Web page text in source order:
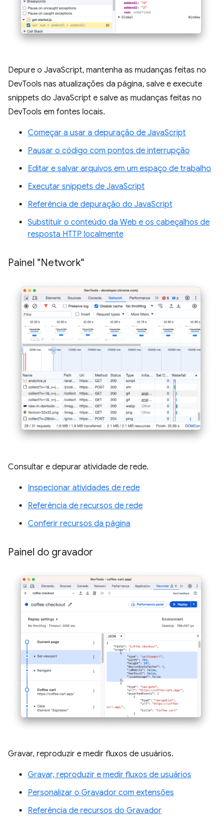
Depure o JavaScript, mantenha as mudanças feitas no
DevTools nas atualizações da página, salve e execute
snippets do JavaScript e salve as mudanças feitas no
DevTools em fontes locais.
Começar a usar a depuração de JavaScript
Pausar o código com pontos de interrupção
Editar e salvar arquivos em um espaço de trabalho
Executar snippets de JavaScript
Referência de depuração do JavaScript
Substituir o conteúdo da Web e os cabeçalhos de
resposta HTTP localmente
Painel "Network"
Consultar e depurar atividade de rede.
Inspecionar atividades de rede
Referência de recursos de rede
Conferir recursos da página
Painel do gravador
Gravar, reproduzir e medir fluxos de usuários.
Gravar, reproduzir e medir fluxos de usuários
Personalizar o Gravador com extensões
Referência de recursos do Gravador